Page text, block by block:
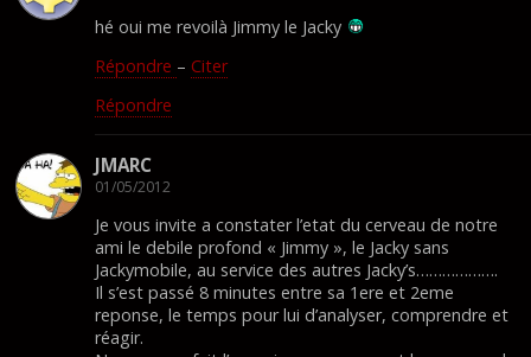
hé oui me revoilà Jimmy le Jacky
Répondre – Citer
Répondre
JMARC
01/05/2012
Je vous invite a constater l’etat du cerveau de notre
ami le debile profond « Jimmy », le Jacky sans
Jackymobile, au service des autres Jacky’s……………….
Il s’est passé 8 minutes entre sa 1ere et 2eme
reponse, le temps pour lui d’analyser, comprendre et
réagir.